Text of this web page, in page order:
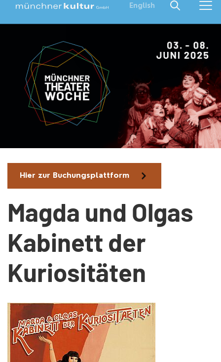
English
Hier zur Buchungsplattform
Magda und Olgas
Kabinett der
Kuriositäten